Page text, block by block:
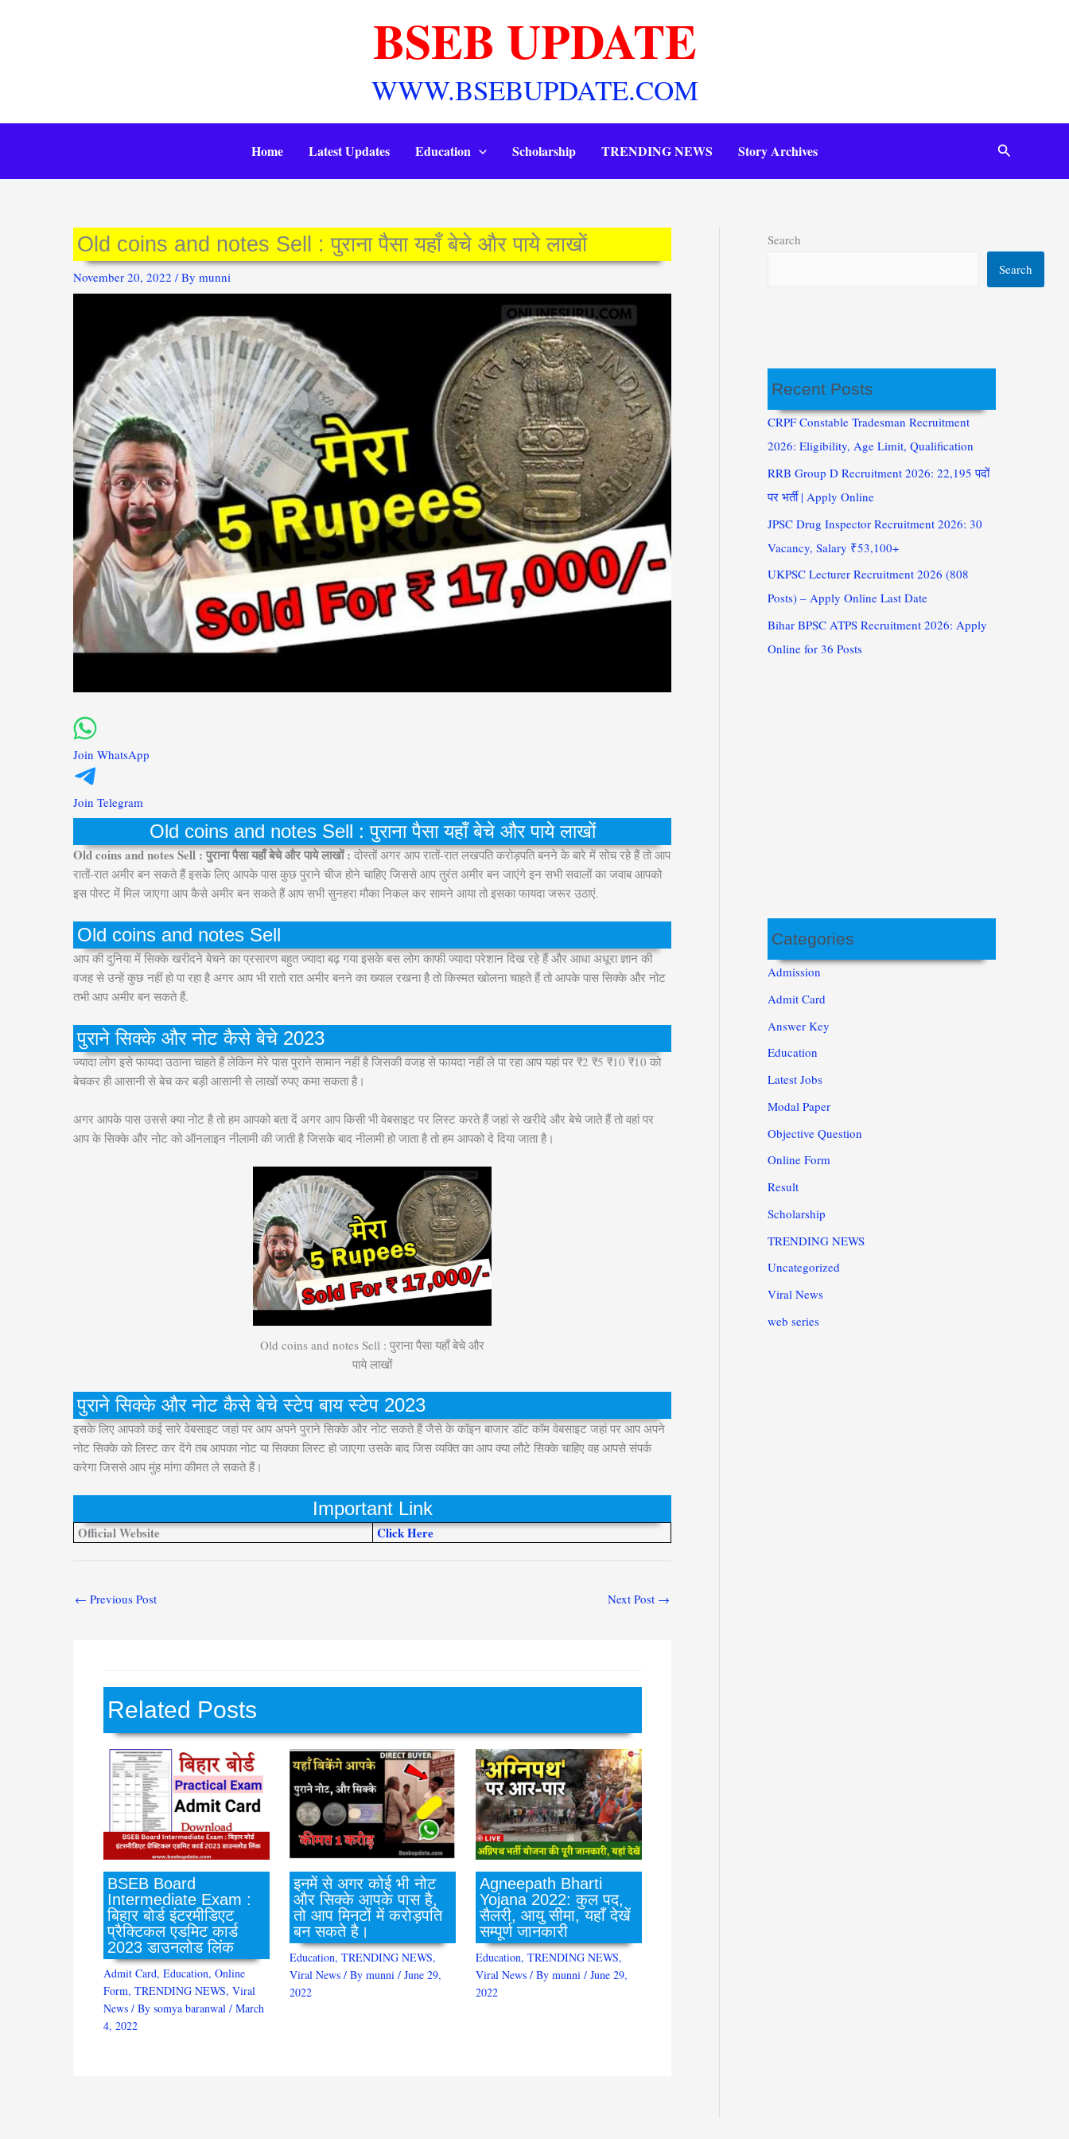
BSEB UPDATE
WWW.BSEBUPDATE.COM
Home Latest Updates Education Scholarship TRENDING NEWS Story Archives Search
Old coins and notes Sell : पुराना पैसा यहाँ बेचे और पाये लाखों
November 20, 2022 / By munni
Join WhatsApp
Join Telegram
Old coins and notes Sell : पुराना पैसा यहाँ बेचे और पाये लाखों
Old coins and notes Sell : पुराना पैसा यहाँ बेचे और पाये लाखों :दोस्तों अगर आप रातों-रात लखपति करोड़पति बनने के बारे में सोच रहे हैं तो आप
रातों-रात अमीर बन सकते हैं इसके लिए आपके पास कुछ पुराने चीज होने चाहिए जिससे आप तुरंत अमीर बन जाएंगे इन सभी सवालों का जवाब आपको
इस पोस्ट में मिल जाएगा आप कैसे अमीर बन सकते हैं आप सभी सुनहरा मौका निकल कर सामने आया तो इसका फायदा जरूर उठाएं.
Old coins and notes Sell
आप की दुनिया में सिक्के खरीदने बेचने का प्रसारण बहुत ज्यादा बढ़ गया इसके बस लोग काफी ज्यादा परेशान दिख रहे हैं और आधा अधूरा ज्ञान की
वजह से उन्हें कुछ नहीं हो पा रहा है अगर आप भी रातो रात अमीर बनने का ख्याल रखना है तो किस्मत खोलना चाहते हैं तो आपके पास सिक्के और नोट
तभी आप अमीर बन सकते हैं.
पुराने सिक्के और नोट कैसे बेचे 2023
ज्यादा लोग इसे फायदा उठाना चाहते हैं लेकिन मेरे पास पुराने सामान नहीं है जिसकी वजह से फायदा नहीं ले पा रहा आप यहां पर ₹2 ₹5 ₹10 ₹10 को
बेचकर ही आसानी से बेच कर बड़ी आसानी से लाखों रुपए कमा सकता है।
अगर आपके पास उससे क्या नोट है तो हम आपको बता दें अगर आप किसी भी वेबसाइट पर लिस्ट करते हैं जहां से खरीदे और बेचे जाते हैं तो वहां पर
आप के सिक्के और नोट को ऑनलाइन नीलामी की जाती है जिसके बाद नीलामी हो जाता है तो हम आपको दे दिया जाता है।
Old coins and notes Sell : पुराना पैसा यहाँ बेचे और
पाये लाखों
पुराने सिक्के और नोट कैसे बेचे स्टेप बाय स्टेप 2023
इसके लिए आपको कई सारे वेबसाइट जहां पर आप अपने पुराने सिक्के और नोट सकते हैं जैसे के कॉइन बाजार डॉट कॉम वेबसाइट जहां पर आप अपने
नोट सिक्के को लिस्ट कर देंगे तब आपका नोट या सिक्का लिस्ट हो जाएगा उसके बाद जिस व्यक्ति का आप क्या लौटे सिक्के चाहिए वह आपसे संपर्क
करेगा जिससे आप मुंह मांगा कीमत ले सकते हैं।
Important Link
Official Website Click Here
← Previous Post Next Post →
Related Posts
BSEB Board
Intermediate Exam :
बिहार बोर्ड इंटरमीडिएट
प्रैक्टिकल एडमिट कार्ड
2023 डाउनलोड लिंक
Admit Card, Education, Online
Form, TRENDING NEWS, Viral
News/ By somya baranwal / March
4, 2022
इनमें से अगर कोई भी नोट
और सिक्के आपके पास है,
तो आप मिनटों में करोड़पति
बन सकते है।
Education, TRENDING NEWS,
Viral News/ By munni / June 29,
2022
Agneepath Bharti
Yojana 2022: कुल पद,
सैलरी, आयु सीमा, यहाँ देखें
सम्पूर्ण जानकारी
Education, TRENDING NEWS,
Viral News/ By munni / June 29,
2022
Search
Search
Recent Posts
CRPF Constable Tradesman Recruitment
2026: Eligibility, Age Limit, Qualification
RRB Group D Recruitment 2026: 22,195 पदों
पर भर्ती | Apply Online
JPSC Drug Inspector Recruitment 2026: 30
Vacancy, Salary ₹53,100+
UKPSC Lecturer Recruitment 2026 (808
Posts) – Apply Online Last Date
Bihar BPSC ATPS Recruitment 2026: Apply
Online for 36 Posts
Categories
Admission
Admit Card
Answer Key
Education
Latest Jobs
Modal Paper
Objective Question
Online Form
Result
Scholarship
TRENDING NEWS
Uncategorized
Viral News
web series